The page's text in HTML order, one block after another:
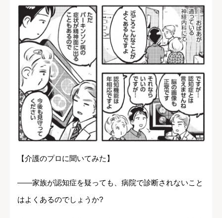
【介護のプロに聞いてみた】
――家族が認知症を疑っても、病院で診断されないこと
はよくあるのでしょうか?